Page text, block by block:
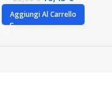
Aggiungi Al Carrello